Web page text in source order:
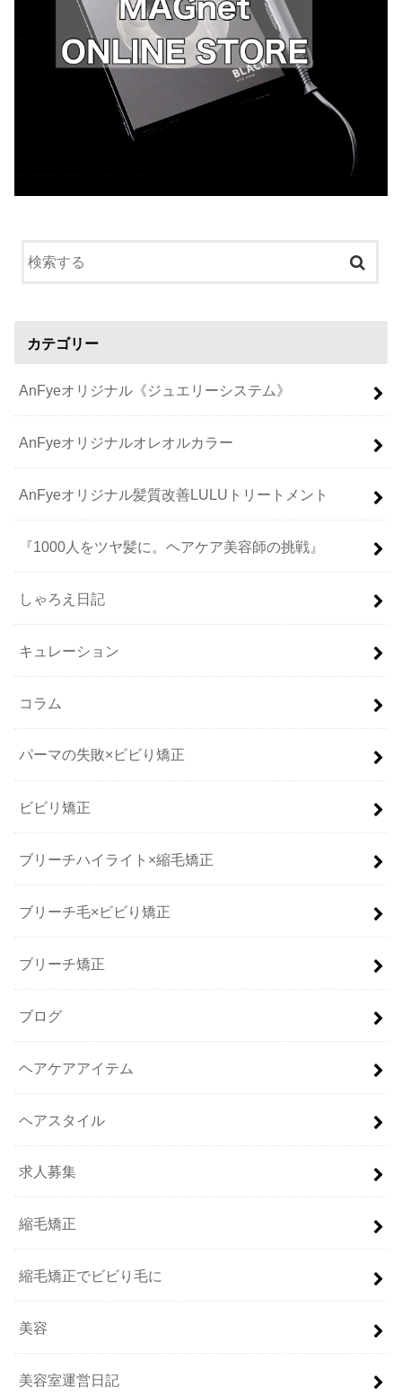
カテゴリー
AnFyeオリジナル《ジュエリーシステム》
AnFyeオリジナルオレオルカラー
AnFyeオリジナル髪質改善LULUトリートメント
『1000人をツヤ髪に。ヘアケア美容師の挑戦』
しゃろえ日記
キュレーション
コラム
パーマの失敗×ビビり矯正
ビビリ矯正
ブリーチハイライト×縮毛矯正
ブリーチ毛×ビビり矯正
ブリーチ矯正
ブログ
ヘアケアアイテム
ヘアスタイル
求人募集
縮毛矯正
縮毛矯正でビビり毛に
美容
美容室運営日記